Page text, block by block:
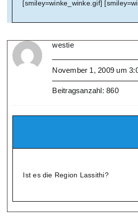
[smiley=winke_winke.gif]
westie
November 1, 2009 um
Beitragsanzahl: 860
Ist es die Region Lassithi?